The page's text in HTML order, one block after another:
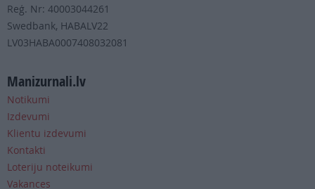
Reģ. Nr: 40003044261
Swedbank, HABALV22
LV03HABA0007408032081
Manizurnali.lv
Notikumi
Izdevumi
Klientu izdevumi
Kontakti
Loteriju noteikumi
Vakances